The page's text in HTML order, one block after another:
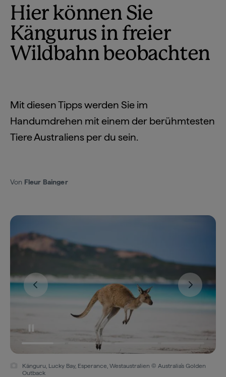
Hier können Sie
Kängurus in freier
Wildbahn beobachten
Mit diesen Tipps werden Sie im
Handumdrehen mit einem der berühmtesten
Tiere Australiens per du sein.
Von Fleur Bainger
Känguru, Lucky Bay, Esperance, Westaustralien © Australia's Golden
Outback